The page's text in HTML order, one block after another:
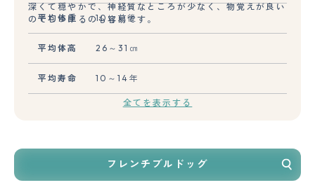
深くて穏やかで、神経質なところが少なく、物覚えが良い
のでしつけるのも容易です。
平均体重 10㎏前後
平均体高 26～31㎝
平均寿命 10～14年
全てを表示する
フレンチブルドッグ